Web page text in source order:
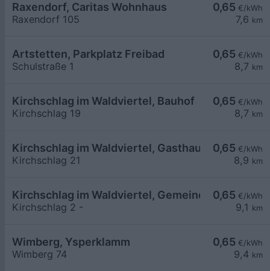
0,65 €/kWh
7,6 km
Raxendorf, Caritas Wohnhaus
Raxendorf 105
0,65 €/kWh
8,7 km
Artstetten, Parkplatz Freibad
Schulstraße 1
0,65 €/kWh
8,7 km
Kirchschlag im Waldviertel, Bauhof
Kirchschlag 19
0,65 €/kWh
8,9 km
Kirchschlag im Waldviertel, Gasthaus Adam
Kirchschlag 21
0,65 €/kWh
9,1 km
Kirchschlag im Waldviertel, Gemeindeamt
Kirchschlag 2 -
0,65 €/kWh
9,4 km
Wimberg, Ysperklamm
Wimberg 74